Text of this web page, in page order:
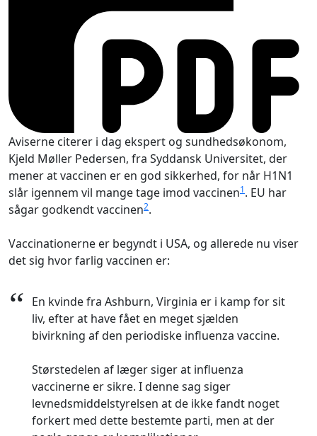
Aviserne citerer i dag ekspert og sundhedsøkonom,
Kjeld Møller Pedersen, fra Syddansk Universitet, der
mener at vaccinen er en god sikkerhed, for når H1N1
slår igennem vil mange tage imod vaccinen1. EU har
sågar godkendt vaccinen2.
Vaccinationerne er begyndt i USA, og allerede nu viser
det sig hvor farlig vaccinen er:
“ En kvinde fra Ashburn, Virginia er i kamp for sit
liv, efter at have fået en meget sjælden
bivirkning af den periodiske influenza vaccine.
Størstedelen af læger siger at influenza
vaccinerne er sikre. I denne sag siger
levnedsmiddelstyrelsen at de ikke fandt noget
forkert med dette bestemte parti, men at der